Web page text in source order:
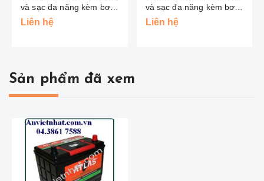
và sạc đa năng kèm bơm
Vision
Liên hệ
và sạc đa năng kèm bơm
Vision
Liên hệ
Sản phẩm đã xem